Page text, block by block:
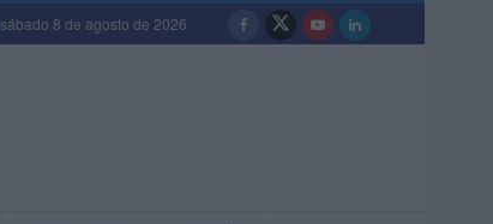
sábado 8 de agosto de 2026